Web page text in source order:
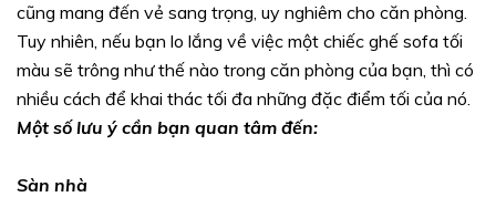
cũng mang đến vẻ sang trọng, uy nghiêm cho căn phòng.
Tuy nhiên, nếu bạn lo lắng về việc một chiếc ghế sofa tối
màu sẽ trông như thế nào trong căn phòng của bạn, thì có
nhiều cách để khai thác tối đa những đặc điểm tối của nó.
Một số lưu ý cần bạn quan tâm đến:
Sàn nhà